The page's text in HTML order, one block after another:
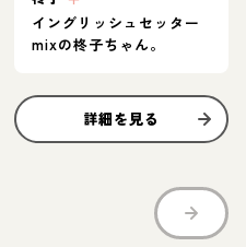
イングリッシュセッター
mixの柊子ちゃん。
詳細を見る